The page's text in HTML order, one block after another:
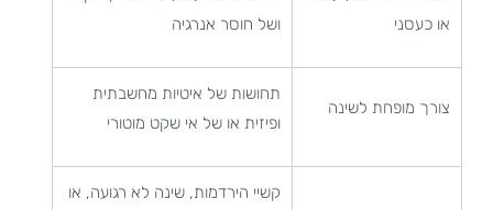
או כעסני
ושל חוסר אנרגיה
צורך מופחת לשינה
תחושות של איטיות מחשבתית
ופיזית או של אי שקט מוטורי
קשיי הירדמות, שינה לא רגועה, או